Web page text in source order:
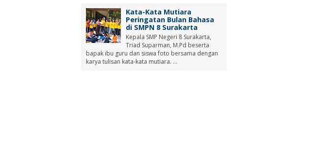
Kata-Kata Mutiara
Peringatan Bulan Bahasa
di SMPN 8 Surakarta
Kepala SMP Negeri 8 Surakarta,
Triad Suparman, M.Pd beserta
bapak ibu guru dan siswa foto bersama dengan
karya tulisan kata-kata mutiara. ...